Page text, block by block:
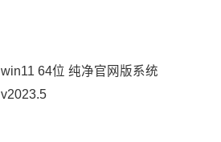
win11 64位 纯净官网版系统
v2023.5